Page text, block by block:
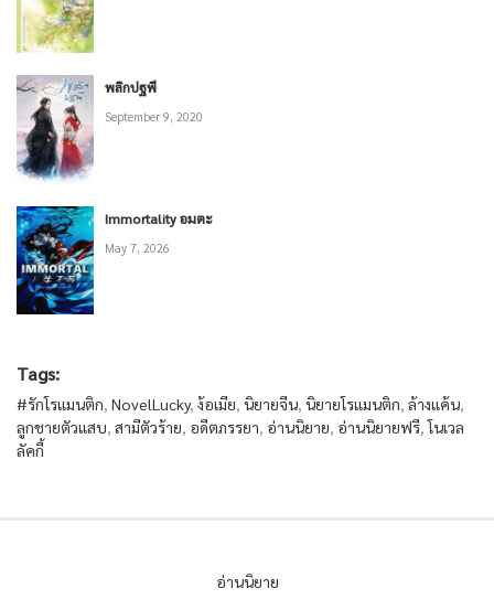
พลิกปฐพี
September 9, 2020
Immortality อมตะ
May 7, 2026
Tags:
#รักโรแมนติก, NovelLucky, ง้อเมีย, นิยายจีน, นิยายโรแมนติก, ล้างแค้น,
ลูกชายตัวแสบ, สามีตัวร้าย, อดีตภรรยา, อ่านนิยาย, อ่านนิยายฟรี,โนเวล
ลัคกี้
อ่านนิยาย